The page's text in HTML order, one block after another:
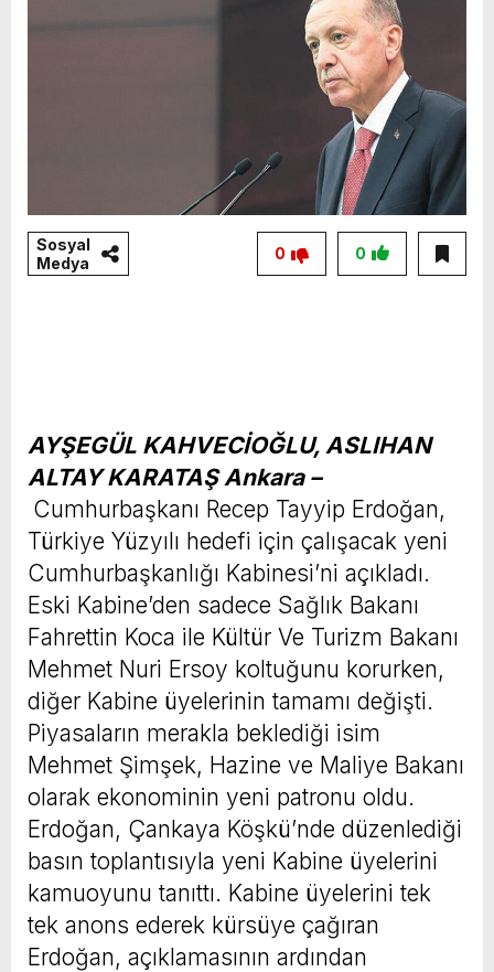
Sosyal
Medya
0
0
AYŞEGÜL KAHVECİOĞLU, ASLIHAN
ALTAY KARATAŞ Ankara –
Cumhurbaşkanı Recep Tayyip Erdoğan,
Türkiye Yüzyılı hedefi için çalışacak yeni
Cumhurbaşkanlığı Kabinesi’ni açıkladı.
Eski Kabine’den sadece Sağlık Bakanı
Fahrettin Koca ile Kültür Ve Turizm Bakanı
Mehmet Nuri Ersoy koltuğunu korurken,
diğer Kabine üyelerinin tamamı değişti.
Piyasaların merakla beklediği isim
Mehmet Şimşek, Hazine ve Maliye Bakanı
olarak ekonominin yeni patronu oldu.
Erdoğan, Çankaya Köşkü’nde düzenlediği
basın toplantısıyla yeni Kabine üyelerini
kamuoyunu tanıttı. Kabine üyelerini tek
tek anons ederek kürsüye çağıran
Erdoğan, açıklamasının ardından